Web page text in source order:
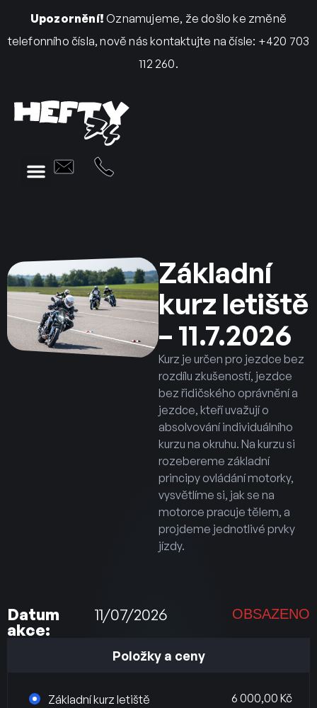
Upozornění! Oznamujeme, že došlo ke změně
telefonního čísla, nově nás kontaktujte na čísle: +420 703
112 260.
Základní
kurz letiště
– 11.7.2026
Kurz je určen pro jezdce bez
rozdílu zkušeností, jezdce
bez řidičského oprávnění a
jezdce, kteří uvažují o
absolvování individuálního
kurzu na okruhu. Na kurzu si
rozebereme základní
principy ovládání motorky,
vysvětlíme si, jak se na
motorce pracuje tělem, a
projdeme jednotlivé prvky
jízdy.
Datum
akce:
11/07/2026 OBSAZENO
Položky a ceny
Základní kurz letiště
6 000,00 Kč